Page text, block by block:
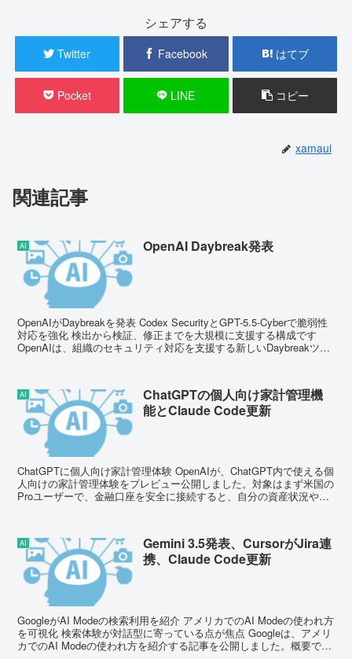
シェアする
Twitter Facebook はてブ
Pocket LINE コピー
xamaui
関連記事
AI OpenAI Daybreak発表
OpenAIがDaybreakを発表 Codex SecurityとGPT-5.5-Cyberで脆弱性
対応を強化 検出から検証、修正までを大規模に支援する構成です
OpenAIは、組織のセキュリティ対応を支援する新しいDaybreakツー
AI
ChatGPTの個人向け家計管理機
能とClaude Code更新
ChatGPTに個人向け家計管理体験 OpenAIが、ChatGPT内で使える個
人向けの家計管理体験をプレビュー公開しました。対象はまず米国の
Proユーザーで、金融口座を安全に接続すると、自分の資産状況や目
AI
Gemini 3.5発表、CursorがJira連
携、Claude Code更新
GoogleがAI Modeの検索利用を紹介 アメリカでのAI Modeの使われ方
を可視化 検索体験が対話型に寄っている点が焦点 Googleは、アメリ
カでのAI Modeの使われ方を紹介する記事を公開しました。概要で